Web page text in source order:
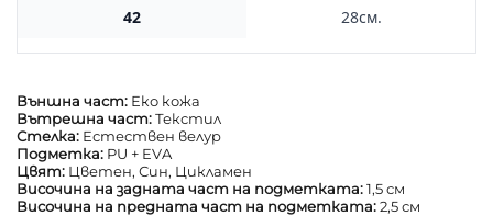
42 28см.
Външна част: Еко кожа
Вътрешна част: Текстил
Стелка: Естествен велур
Подметка: PU + EVA
Цвят: Цветен, Син, Цикламен
Височина на задната част на подметката: 1,5 см
Височина на предната част на подметката: 2,5 см